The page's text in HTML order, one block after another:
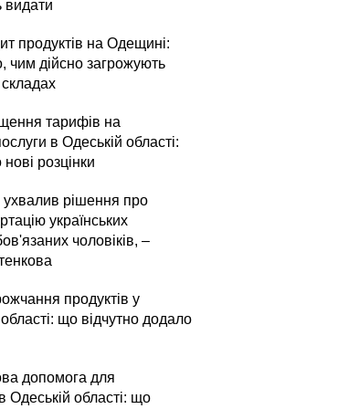
видати
продуктів на Одещині:
чим дійсно загрожують
тарифів на
в Одеській області:
розцінки
рішення про
українських
чоловіків, –
продуктів у
що відчутно додало
допомога для
Одеській області: що